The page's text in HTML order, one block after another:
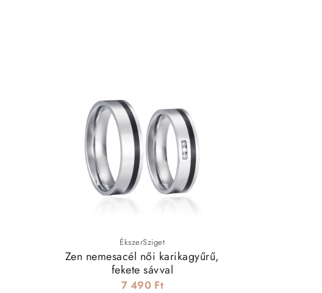
ÉkszerSziget
Zen nemesacél női karikagyűrű,
fekete sávval
7 490 Ft